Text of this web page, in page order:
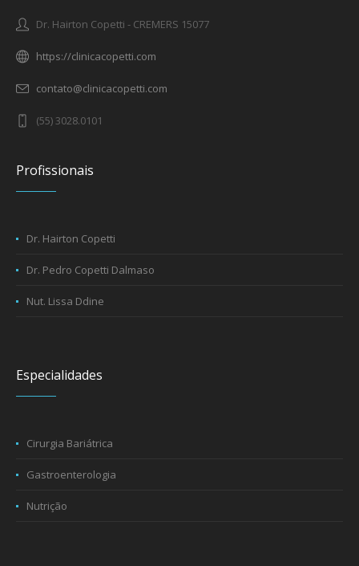
Dr. Hairton Copetti - CREMERS 15077
https://clinicacopetti.com
contato@clinicacopetti.com
(55) 3028.0101
Profissionais
Dr. Hairton Copetti
Dr. Pedro Copetti Dalmaso
Nut. Lissa Ddine
Especialidades
Cirurgia Bariátrica
Gastroenterologia
Nutrição